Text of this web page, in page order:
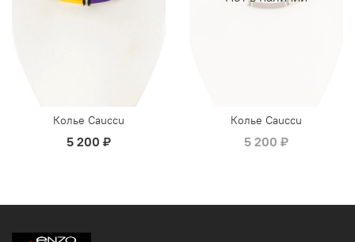
Колье Cauccu
5 200 ₽
Колье Cauccu
5 200 ₽